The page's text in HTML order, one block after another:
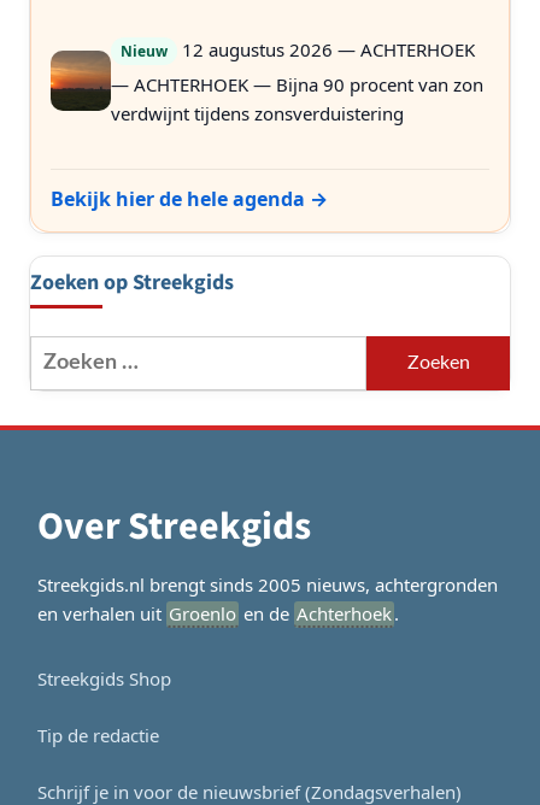
Nieuw
12 augustus 2026 — ACHTERHOEK
— ACHTERHOEK — Bijna 90 procent van zon
verdwijnt tijdens zonsverduistering
Bekijk hier de hele agenda →
Zoeken op Streekgids
Zoeken
naar:
Over Streekgids
Streekgids.nl brengt sinds 2005 nieuws, achtergronden
en verhalen uit Groenlo en de Achterhoek.
Streekgids Shop
Tip de redactie
Schrijf je in voor de nieuwsbrief (Zondagsverhalen)